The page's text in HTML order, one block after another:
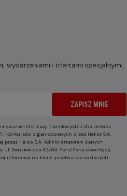
wydarzeniami i ofertami specjalnymi,
ZAPISZ MNIE
informacji handlowych o charakterze
konkursów organizowanych przez Helios S.A.
przez Helios S.A. Administratorem danych
ul. Sienkiewicza 82/84. Pani/Pana dane będą
informacji na temat przetwarzania danych